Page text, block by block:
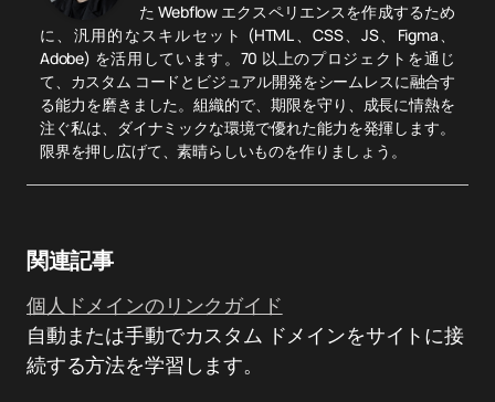
た Webflow エクスペリエンスを作成するため
に、汎用的なスキルセット (HTML、CSS、JS、Figma、
Adobe) を活用しています。70 以上のプロジェクトを通じ
て、カスタム コードとビジュアル開発をシームレスに融合す
る能力を磨きました。組織的で、期限を守り、成長に情熱を
注ぐ私は、ダイナミックな環境で優れた能力を発揮します。
限界を押し広げて、素晴らしいものを作りましょう。
関連記事
個人ドメインのリンクガイド
自動または手動でカスタム ドメインをサイトに接
続する方法を学習します。